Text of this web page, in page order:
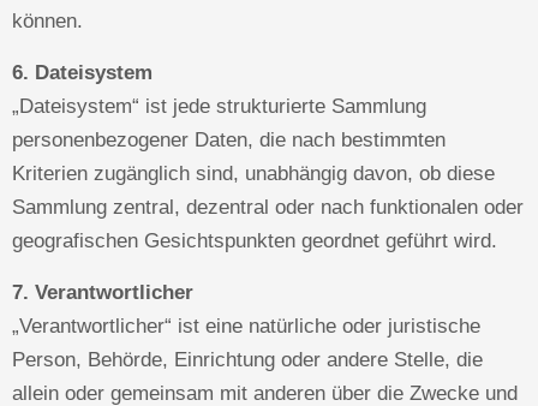
können.
6. Dateisystem
„Dateisystem“ ist jede strukturierte Sammlung
personenbezogener Daten, die nach bestimmten
Kriterien zugänglich sind, unabhängig davon, ob diese
Sammlung zentral, dezentral oder nach funktionalen oder
geografischen Gesichtspunkten geordnet geführt wird.
7. Verantwortlicher
„Verantwortlicher“ ist eine natürliche oder juristische
Person, Behörde, Einrichtung oder andere Stelle, die
allein oder gemeinsam mit anderen über die Zwecke und